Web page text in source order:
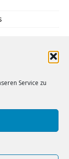
Service zu